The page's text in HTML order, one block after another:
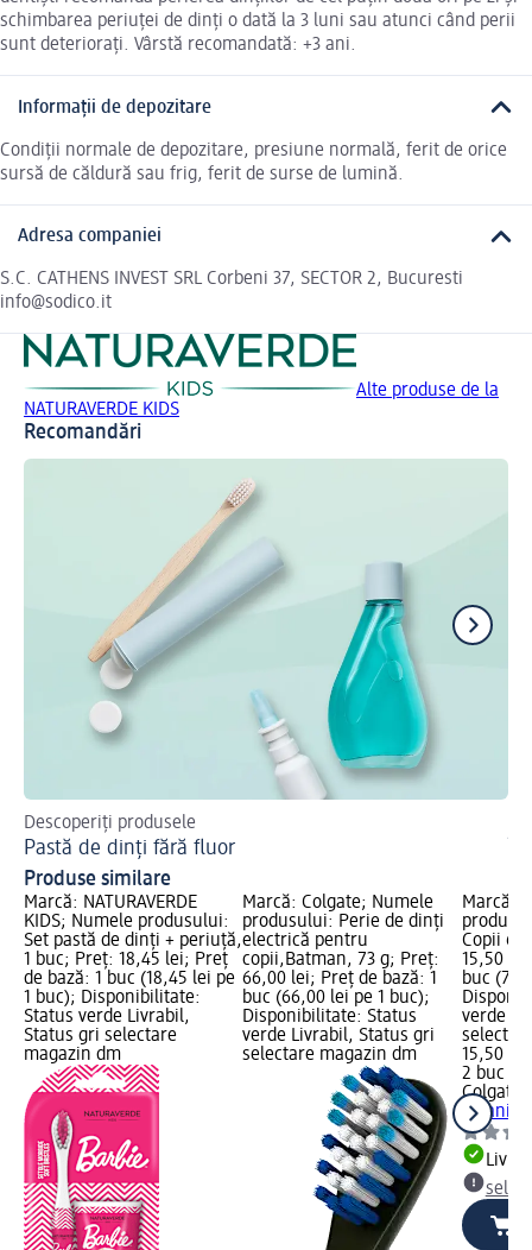
schimbarea periuței de dinți o dată la 3 luni sau atunci când perii
sunt deteriorați. Vârstă recomandată: +3 ani.
Informații de depozitare
Condiții normale de depozitare, presiune normală, ferit de orice
sursă de căldură sau frig, ferit de surse de lumină.
Adresa companiei
S.C. CATHENS INVEST SRL Corbeni 37, SECTOR 2, Bucuresti
info@sodico.it
Alte produse de la
NATURAVERDE KIDS
Recomandări
Descoperiți produsele
Pastă de dinți fără fluor
Produse similare
Marcă: NATURAVERDE
KIDS; Numele produsului:
Set pastă de dinți + periuță,
1 buc; Preț: 18,45 lei; Preț
de bază: 1 buc (18,45 lei pe
1 buc); Disponibilitate:
Status verde Livrabil,
Status gri selectare
magazin dm
Marcă: Colgate; Numele
produsului: Perie de dinți
electrică pentru
copii,Batman, 73 g; Preț:
66,00 lei; Preț de bază: 1
buc (66,00 lei pe 1 buc);
Disponibilitate: Status
verde Livrabil, Status gri
selectare magazin dm
Marcă:
Copii 6+
15,50
buc
verde
15,50 lei
2 buc
Colgate
6+ ani,